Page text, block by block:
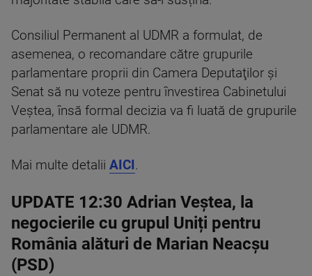
Consiliul Permanent al UDMR a formulat, de
asemenea, o recomandare către grupurile
parlamentare proprii din Camera Deputaţilor şi
Senat să nu voteze pentru învestirea Cabinetului
Veştea, însă formal decizia va fi luată de grupurile
parlamentare ale UDMR.
Mai multe detalii AICI.
UPDATE 12:30 Adrian Veștea, la
negocierile cu grupul Uniți pentru
România alături de Marian Neacșu
(PSD)